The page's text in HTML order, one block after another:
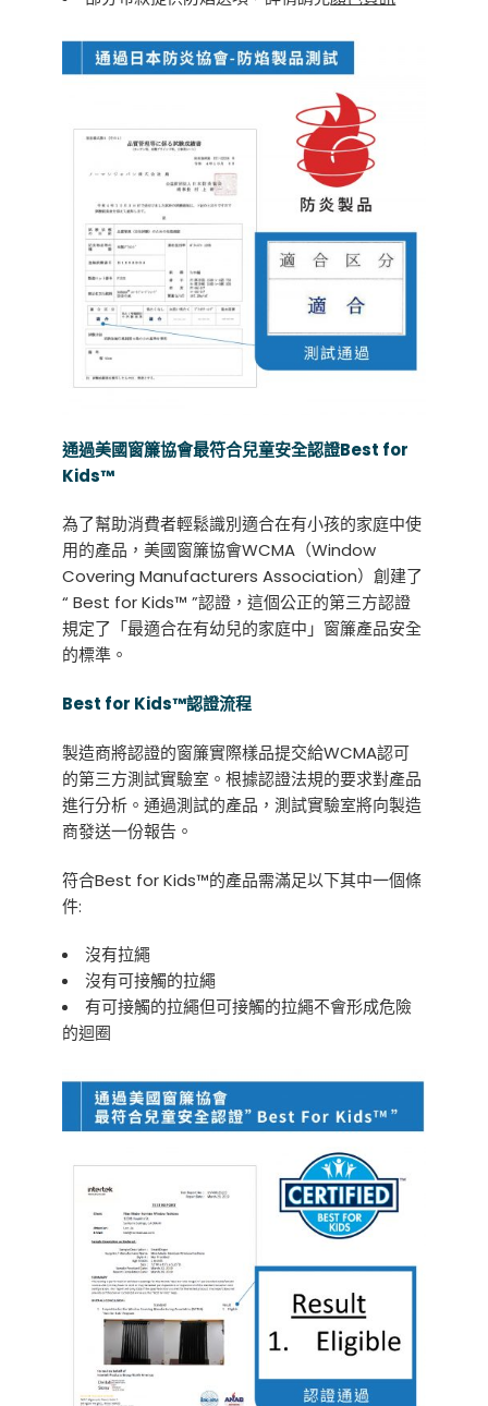
通過美國窗簾協會最符合兒童安全認證Best for
Kids™
為了幫助消費者輕鬆識別適合在有小孩的家庭中使
用的產品，美國窗簾協會WCMA（Window
Covering Manufacturers Association）創建了
“ Best for Kids™ ”認證，這個公正的第三方認證
規定了「最適合在有幼兒的家庭中」窗簾產品安全
的標準。
Best for Kids™認證流程
製造商將認證的窗簾實際樣品提交給WCMA認可
的第三方測試實驗室。根據認證法規的要求對產品
進行分析。通過測試的產品，測試實驗室將向製造
商發送一份報告。
符合Best for Kids™的產品需滿足以下其中一個條
件:
沒有拉繩
沒有可接觸的拉繩
有可接觸的拉繩但可接觸的拉繩不會形成危險
的迴圈